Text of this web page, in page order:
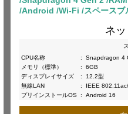
/Android /Wi-Fi /スペースブ
ネッ
CPU名称
:
Snapdragon 4
メモリ（標準）
:
6GB
ディスプレイサイズ
:
12.2型
無線LAN
:
IEEE
プリインストールOS : Android 16